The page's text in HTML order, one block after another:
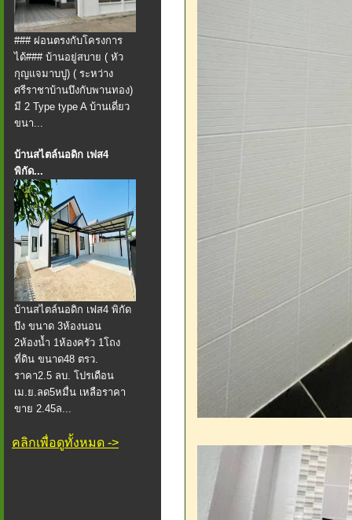
### ผ่อนตรงกับโครงการ
ได้### บ้านอยู่สบาย ( หัว
กุญแจมาบปู) ( ระหว่าง
ศรีราชาบ้านบึงกับพานทอง)
มี 2 Type type A บ้านเดี่ยว
ขนา...
บ้านสไตล์นอดิก เฟส4
พิกัด...
บ้านสไตล์นอดิก เฟส4 พิกัด
บึง ขนาด 3ห้องนอน
2ห้องน้ำ 1ห้องครัว 1โถง
ที่ดิน ขนาด48 ตรว.
ราคา2.5 ลบ. โปรเดือน
เม.ย.ลด5หมื่น เหลือราคา
ขาย 2.45ล...
คลิกเพื่อดูทั้งหมด ->